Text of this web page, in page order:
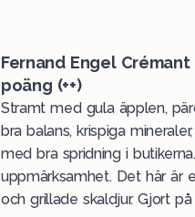
Fernand Engel
poäng (++)
Stramt med gula äpplen,
bra balans, krispiga
med bra spridning i
uppmärksamhet. Det här är
och grillade skaldjur. Gjort